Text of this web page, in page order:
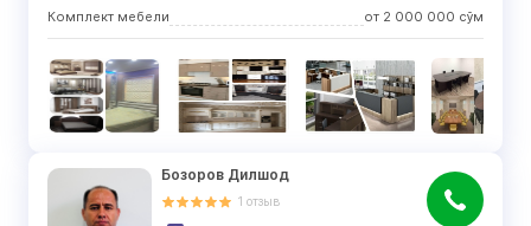
Комплект мебели от 2 000 000 сўм
Бозоров Дилшод
1 отзыв